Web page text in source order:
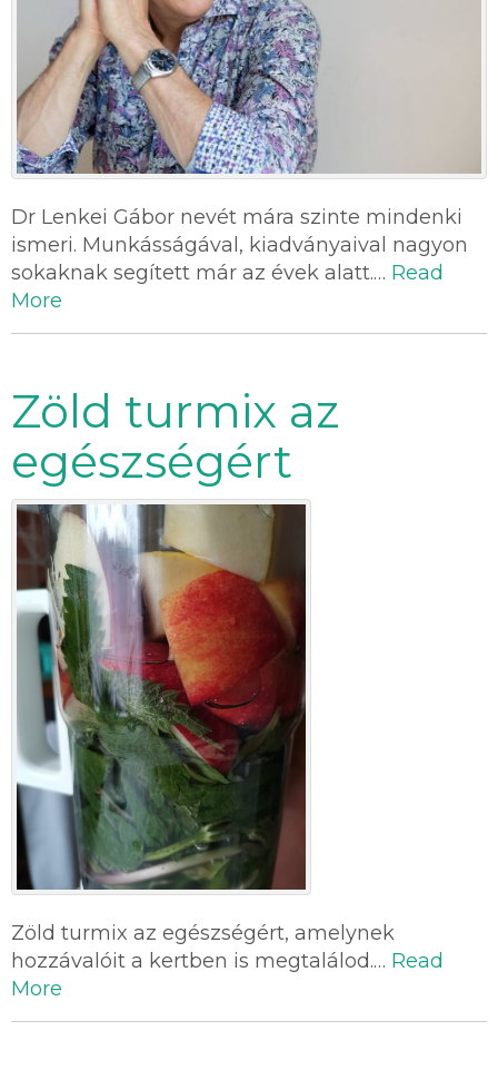
Dr Lenkei Gábor nevét mára szinte mindenki
ismeri. Munkásságával, kiadványaival nagyon
sokaknak segített már az évek alatt.… Read
More
Zöld turmix az
egészségért
Zöld turmix az egészségért, amelynek
hozzávalóit a kertben is megtalálod.… Read
More